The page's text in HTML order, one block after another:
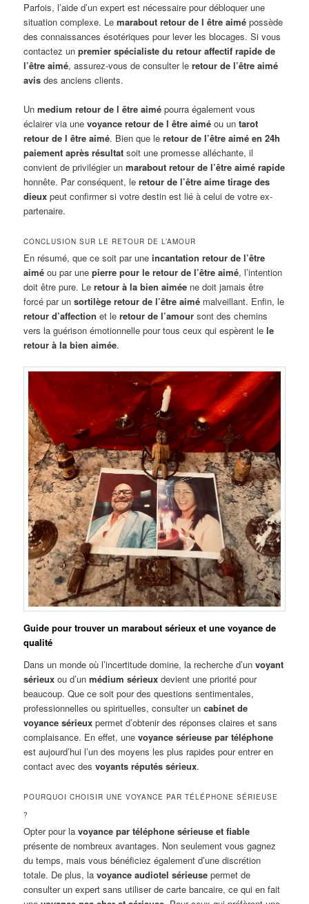
Parfois, l’aide d’un expert est nécessaire pour débloquer une
situation complexe. Lemarabout retour de l être aimé possède
des connaissances ésotériques pour lever les blocages. Si vous
contactez unpremier spécialiste du retour affectif rapide de
l’être aimé, assurez-vous de consulter leretour de l’être aimé
avis des anciens clients.
Unmedium retour de l être aimé pourra également vous
éclairer via unevoyance retour de l être aimé ou untarot
retour de l être aimé. Bien que leretour de l’être aimé en 24h
paiement après résultat soit une promesse alléchante, il
convient de privilégier unmarabout retour de l’être aimé rapide
honnête. Par conséquent, leretour de l’être aime tirage des
dieux peut confirmer si votre destin est lié à celui de votre ex-
partenaire.
CONCLUSION SUR LE RETOUR DE L’AMOUR
En résumé, que ce soit par uneincantation retour de l’être
aimé ou par unepierre pour le retour de l’être aimé, l’intention
doit être pure. Leretour à la bien aimée ne doit jamais être
forcé par unsortilège retour de l’être aimé malveillant. Enfin, le
retour d’affection et leretour de l’amour sont des chemins
vers la guérison émotionnelle pour tous ceux qui espèrent lele
retour à la bien aimée.
Guide pour trouver un marabout sérieux et une voyance de
qualité
Dans un monde où l’incertitude domine, la recherche d’unvoyant
sérieux ou d’unmédium sérieux devient une priorité pour
beaucoup. Que ce soit pour des questions sentimentales,
professionnelles ou spirituelles, consulter uncabinet de
voyance sérieux permet d’obtenir des réponses claires et sans
complaisance. En effet, unevoyance sérieuse par téléphone
est aujourd’hui l’un des moyens les plus rapides pour entrer en
contact avec desvoyants réputés sérieux.
POURQUOI CHOISIR UNE VOYANCE PAR TÉLÉPHONE SÉRIEUSE
?
Opter pour lavoyance par téléphone sérieuse et fiable
présente de nombreux avantages. Non seulement vous gagnez
du temps, mais vous bénéficiez également d’une discrétion
totale. De plus, lavoyance audiotel sérieuse permet de
consulter un expert sans utiliser de carte bancaire, ce qui en fait